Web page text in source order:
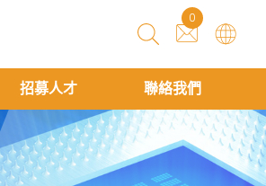
0
招募人才 聯絡我們